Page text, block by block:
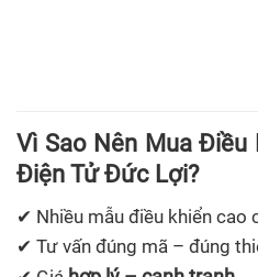
Vì Sao Nên Mua Điều
Điện Tử Đức Lợi?
✔ Nhiều mẫu điều khiển cao
✔ Tư vấn đúng mã – đúng